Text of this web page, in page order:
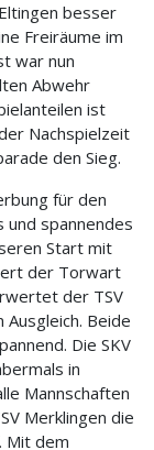
besser
Freiräume im
war nun
Abwehr
ist
Nachspielzeit
den Sieg.
für den
und spannendes
Start mit
der Torwart
der TSV
Beide
Die SKV
in
Mannschaften
Merklingen die
Mit dem